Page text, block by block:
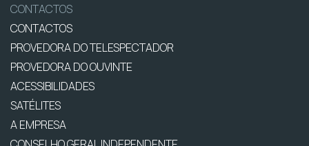
CONTACTOS
CONTACTOS
PROVEDORA DO TELESPECTADOR
PROVEDORA DO OUVINTE
ACESSIBILIDADES
SATÉLITES
A EMPRESA